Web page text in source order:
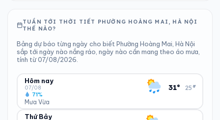
TUẦN TỚI THỜI TIẾT PHƯỜNG HOÀNG MAI, HÀ NỘI
THẾ NÀO?
Bảng dự báo từng ngày cho biết Phường Hoàng Mai, Hà Nội
sắp tới ngày nào nắng ráo, ngày nào cần mang theo áo mưa,
tính từ 07/08/2026.
Hôm nay
07/08
Mưa Vừa
71%
31° 25°
▾
ĐỘ ẨM
Thứ Bảy